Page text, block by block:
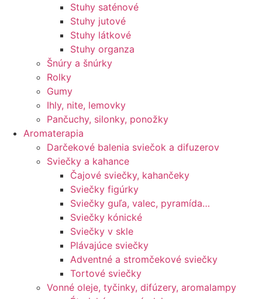
Stuhy saténové
Stuhy jutové
Stuhy látkové
Stuhy organza
Šnúry a šnúrky
Rolky
Gumy
Ihly, nite, lemovky
Pančuchy, silonky, ponožky
Aromaterapia
Darčekové balenia sviečok a difuzerov
Sviečky a kahance
Čajové sviečky, kahančeky
Sviečky figúrky
Sviečky guľa, valec, pyramída…
Sviečky kónické
Sviečky v skle
Plávajúce sviečky
Adventné a stromčekové sviečky
Tortové sviečky
Vonné oleje, tyčinky, difúzery, aromalampy